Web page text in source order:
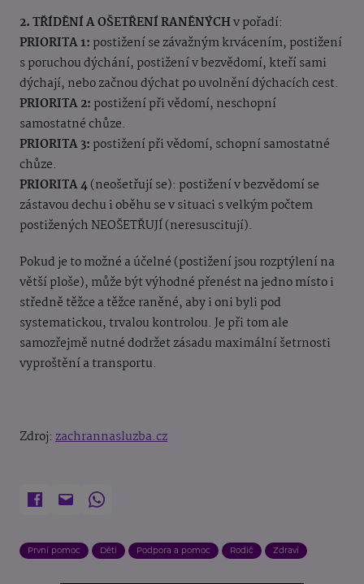
2. TŘÍDĚNÍ A OŠETŘENÍ RANĚNÝCHv pořadí:
PRIORITA 1: postižení se závažným krvácením, postižení
s poruchou dýchání, postižení v bezvědomí, kteří sami
dýchají, nebo začnou dýchat po uvolnění dýchacích cest.
PRIORITA 2: postižení při vědomí, neschopní
samostatné chůze.
PRIORITA 3: postižení při vědomí, schopní samostatné
chůze.
PRIORITA 4(neošetřují se): postižení v bezvědomí se
zástavou dechu i oběhu se v situaci s velkým počtem
postižených NEOŠETŘUJÍ (neresuscitují).
Pokud je to možné a účelné (postižení jsou rozptýlení na
větší ploše), může být výhodné přenést na jedno místo i
středně těžce a těžce raněné, aby i oni byli pod
systematickou, trvalou kontrolou. Je při tom ale
samozřejmě nutné dodržet zásadu maximální šetrnosti
vyproštění a transportu.
Zdroj: zachrannasluzba.cz
První pomoc Děti Podpora a pomoc Rodič Zdraví